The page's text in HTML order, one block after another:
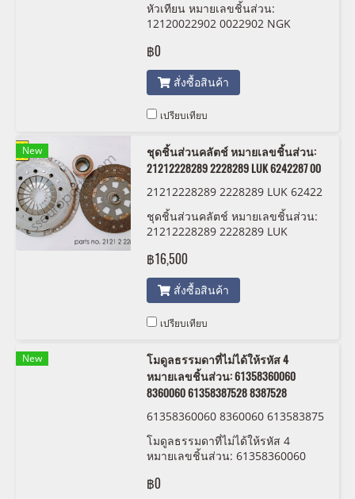
หัวเทียน หมายเลขชิ้นส่วน:
12120022902 0022902 NGK
฿0
สั่งซื้อสินค้า
เปรียบเทียบ
New
ชุดชิ้นส่วนคลัตช์ หมายเลขชิ้นส่วน:
21212228289 2228289 LUK 6242287 00
21212228289 2228289 LUK 62422
8700
ชุดชิ้นส่วนคลัตช์ หมายเลขชิ้นส่วน:
21212228289 2228289 LUK
฿16,500
สั่งซื้อสินค้า
เปรียบเทียบ
New
โมดูลธรรมดาที่ไม่ได้ให้รหัส 4
หมายเลขชิ้นส่วน: 61358360060
8360060 61358387528 8387528
61358360060 8360060 613583875
โมดูลธรรมดาที่ไม่ได้ให้รหัส 4
หมายเลขชิ้นส่วน: 61358360060
฿0